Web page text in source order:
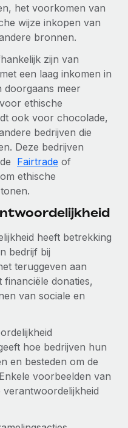
het voorkomen van
wijze inkopen van
bronnen.
zijn van
een laag inkomen in
doorgaans meer
ethische
ook voor chocolade,
bedrijven die
Deze bedrijven
Fairtrade of
ethische
heeft betrekking
bedrijf bij
teruggeven aan
financiële donaties,
van sociale en
hoe bedrijven hun
en besteden om de
voorbeelden van